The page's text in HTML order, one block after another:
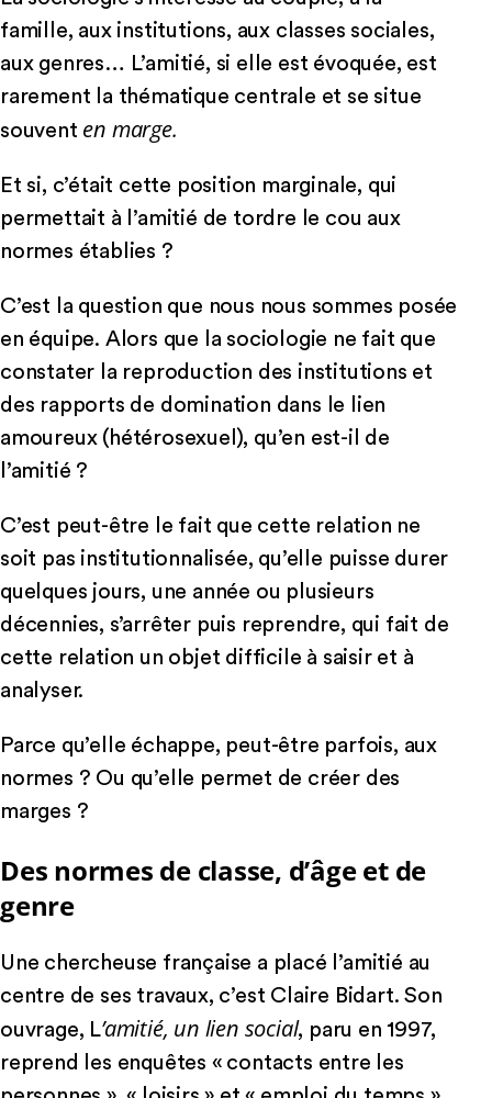
famille, aux institutions, aux classes sociales,
aux genres… L’amitié, si elle est évoquée, est
rarement la thématique centrale et se situe
souvent en marge.
Et si, c’était cette position marginale, qui
permettait à l’amitié de tordre le cou aux
normes établies ?
C’est la question que nous nous sommes posée
en équipe. Alors que la sociologie ne fait que
constater la reproduction des institutions et
des rapports de domination dans le lien
amoureux (hétérosexuel), qu’en est-il de
l’amitié ?
C’est peut-être le fait que cette relation ne
soit pas institutionnalisée, qu’elle puisse durer
quelques jours, une année ou plusieurs
décennies, s’arrêter puis reprendre, qui fait de
cette relation un objet difficile à saisir et à
analyser.
Parce qu’elle échappe, peut-être parfois, aux
normes ? Ou qu’elle permet de créer des
marges ?
Des normes de classe, d’âge et de
genre
Une chercheuse française a placé l’amitié au
centre de ses travaux, c’est Claire Bidart. Son
ouvrage, L’amitié, un lien social, paru en 1997,
reprend les enquêtes « contacts entre les